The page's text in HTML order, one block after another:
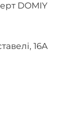
16А